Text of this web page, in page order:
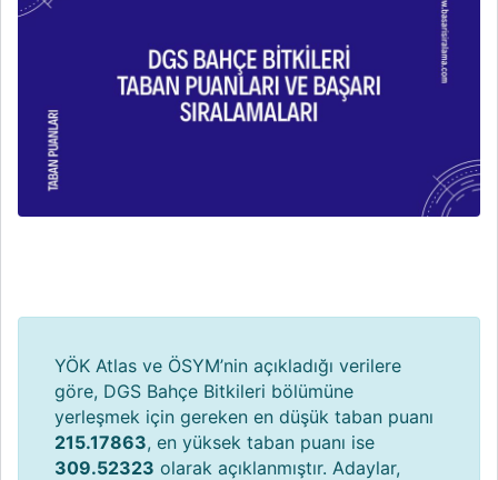
YÖK Atlas ve ÖSYM’nin açıkladığı verilere
göre, DGS Bahçe Bitkileri bölümüne
yerleşmek için gereken en düşük taban puanı
215.17863, en yüksek taban puanı ise
309.52323 olarak açıklanmıştır. Adaylar,